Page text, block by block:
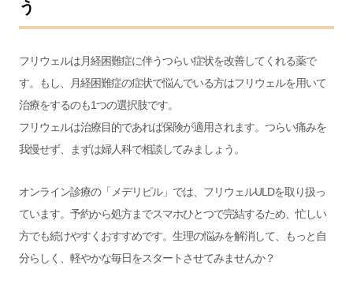
う
フリウェルは月経困難症に伴うつらい症状を改善してくれる薬で
す。もし、月経困難症の症状で悩んでいる方はフリウェルを用いて
治療をするのも1つの選択肢です。
フリウェルは治療目的であれば保険が適用されます。つらい痛みを
我慢せず、まずは婦人科で相談してみましょう。
オンライン診療の「メデリピル」では、フリウェルULDを取り扱っ
ています。予約から処方までスマホひとつで完結するため、忙しい
方でも続けやすくおすすめです。生理の悩みを解消して、もっと自
分らしく、軽やかな毎日をスタートさせてみませんか？